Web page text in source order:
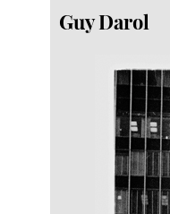
Guy Darol